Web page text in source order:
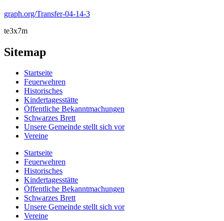
graph.org/Transfer-04-14-3
te3x7m
Sitemap
Startseite
Feuerwehren
Historisches
Kindertagesstätte
Öffentliche Bekanntmachungen
Schwarzes Brett
Unsere Gemeinde stellt sich vor
Vereine
Startseite
Feuerwehren
Historisches
Kindertagesstätte
Öffentliche Bekanntmachungen
Schwarzes Brett
Unsere Gemeinde stellt sich vor
Vereine